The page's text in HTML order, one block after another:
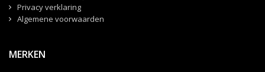
Privacy verklaring
Algemene voorwaarden
MERKEN